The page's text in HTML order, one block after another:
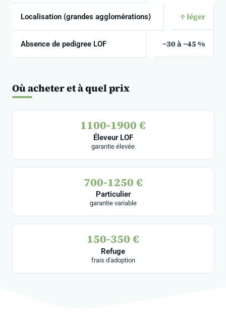
Localisation (grandes agglomérations) ↑ léger
Absence de pedigree LOF −30 à −45 %
Où acheter et à quel prix
1100-1900 €
Éleveur LOF
garantie élevée
700-1250 €
Particulier
garantie variable
150-350 €
Refuge
frais d'adoption